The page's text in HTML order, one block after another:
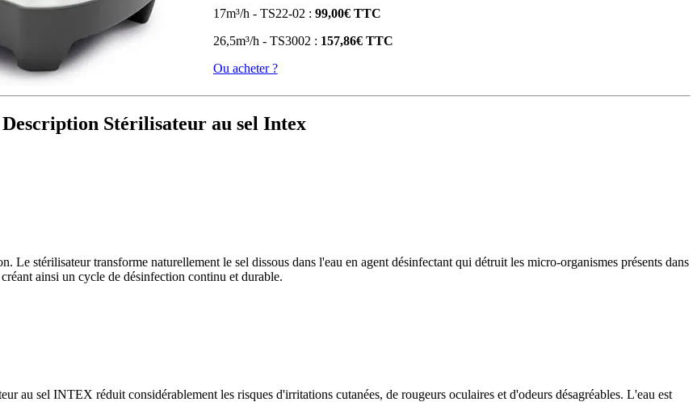
17m³/h - TS22-02 : 99,00€ TTC
26,5m³/h - TS3002 : 157,86€ TTC
Ou acheter ?
Description Stérilisateur au sel Intex
stérilisateur transforme naturellement le sel dissous dans l'eau en agent désinfectant qui détruit les micro-organismes présents dans
ainsi un cycle de désinfection continu et durable.
au sel INTEX réduit considérablement les risques d'irritations cutanées, de rougeurs oculaires et d'odeurs désagréables. L'eau est